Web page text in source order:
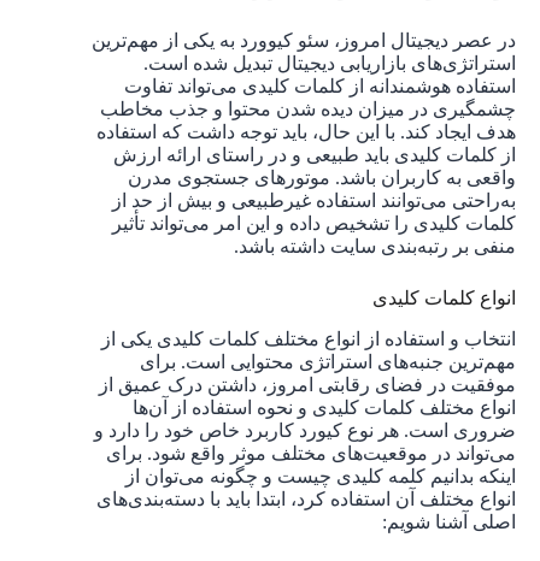
در عصر دیجیتال امروز، سئو کیوورد به یکی از مهم‌ترین
استراتژی‌های بازاریابی دیجیتال تبدیل شده است.
استفاده هوشمندانه از کلمات کلیدی می‌تواند تفاوت
چشمگیری در میزان دیده شدن محتوا و جذب مخاطب
هدف ایجاد کند. با این حال، باید توجه داشت که استفاده
از کلمات کلیدی باید طبیعی و در راستای ارائه ارزش
واقعی به کاربران باشد. موتورهای جستجوی مدرن
به‌راحتی می‌توانند استفاده غیرطبیعی و بیش از حد از
کلمات کلیدی را تشخیص داده و این امر می‌تواند تأثیر
منفی بر رتبه‌بندی سایت داشته باشد.
انواع کلمات کلیدی
انتخاب و استفاده از انواع مختلف کلمات کلیدی یکی از
مهم‌ترین جنبه‌های استراتژی محتوایی است. برای
موفقیت در فضای رقابتی امروز، داشتن درک عمیق از
انواع مختلف کلمات کلیدی و نحوه استفاده از آن‌ها
ضروری است. هر نوع کیورد کاربرد خاص خود را دارد و
می‌تواند در موقعیت‌های مختلف موثر واقع شود. برای
اینکه بدانیم کلمه کلیدی چیست و چگونه می‌توان از
انواع مختلف آن استفاده کرد، ابتدا باید با دسته‌بندی‌های
اصلی آشنا شویم: